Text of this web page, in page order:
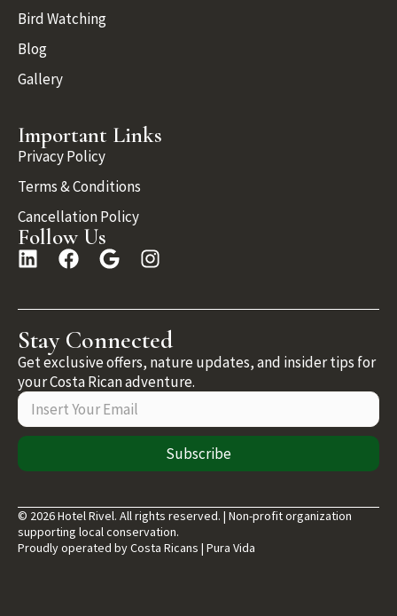
Bird Watching
Blog
Gallery
Important Links
Privacy Policy
Terms & Conditions
Cancellation Policy
Follow Us
Stay Connected
Get exclusive offers, nature updates, and insider tips for
your Costa Rican adventure.
Subscribe
© 2026 Hotel Rivel. All rights reserved. | Non-profit organization
supporting local conservation.
Proudly operated by Costa Ricans | Pura Vida